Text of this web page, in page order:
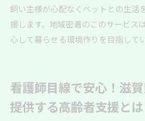
飼い主様が心配なくペットとの生活
援します。地域密着のこのサービス
心して暮らせる環境作りを目指してい
看護師目線で安心！滋
提供する高齢者支援とは